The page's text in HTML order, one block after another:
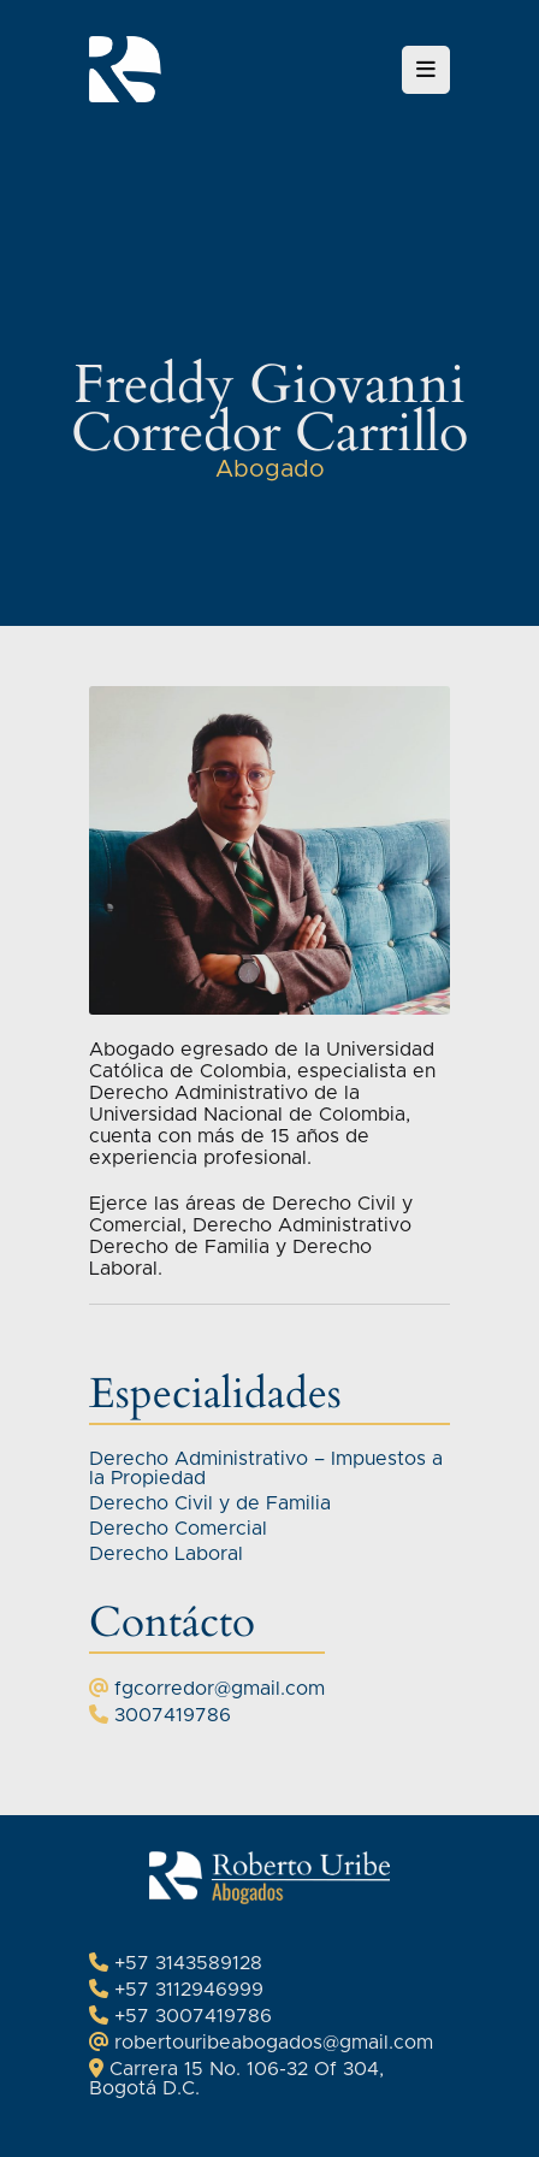
Freddy Giovanni
Corredor Carrillo
Abogado
Abogado egresado de la Universidad
Católica de Colombia, especialista en
Derecho Administrativo de la
Universidad Nacional de Colombia,
cuenta con más de 15 años de
experiencia profesional.
Ejerce las áreas de Derecho Civil y
Comercial, Derecho Administrativo
Derecho de Familia y Derecho
Laboral.
Especialidades
Derecho Administrativo – Impuestos a
la Propiedad
Derecho Civil y de Familia
Derecho Comercial
Derecho Laboral
Contácto
fgcorredor@gmail.com
3007419786
+57 3143589128
+57 3112946999
+57 3007419786
robertouribeabogados@gmail.com
Carrera 15 No. 106-32 Of 304,
Bogotá D.C.